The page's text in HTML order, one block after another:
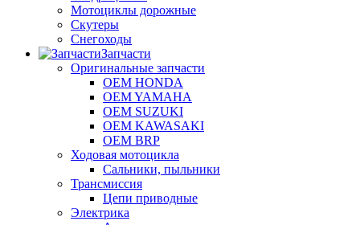
Мотоциклы дорожные
Скутеры
Снегоходы
Запчасти
Оригинальные запчасти
OEM HONDA
OEM YAMAHA
OEM SUZUKI
OEM KAWASAKI
OEM BRP
Ходовая мотоцикла
Сальники, пыльники
Трансмиссия
Цепи приводные
Электрика